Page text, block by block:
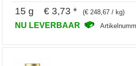
15 g € 3,73 * (€ 248,67 / kg)
NU LEVERBAAR